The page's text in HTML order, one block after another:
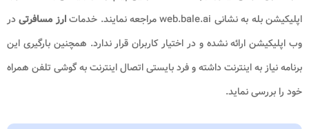
اپلیکیشن بله به نشانی web.bale.aiمراجعه نمایند. خدماتارز مسافرتیدر
وب اپلیکیشن ارائه نشده و در اختیار کاربران قرار ندارد. همچنین بارگیری این
برنامه نیاز به اینترنت داشته و فرد بایستی اتصال اینترنت به گوشی تلفن همراه
خود را بررسی نماید.